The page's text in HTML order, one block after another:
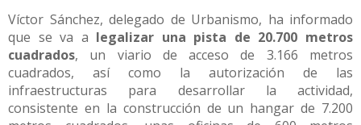
Víctor Sánchez, delegado de Urbanismo, ha informado
que se va a legalizar una pista de 20.700 metros
cuadrados, un viario de acceso de 3.166 metros
cuadrados, así como la autorización de las
infraestructuras para desarrollar la actividad,
consistente en la construcción de un hangar de 7.200